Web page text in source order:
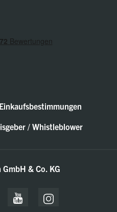
/ Whistleblower
& Co. KG